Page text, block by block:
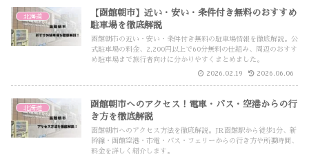
北海道
【函館朝市】近い・安い・条件付き無料のおすすめ
駐車場を徹底解説
函館朝市の近い・安い・条件付き無料の駐車場情報を徹底解説。公
式駐車場の料金、2,200円以上で60分無料の仕組み、周辺のおすす
め駐車場まで旅行者向けに分かりやすくまとめました。
2026.02.19 2026.06.06
北海道
函館朝市へのアクセス！電車・バス・空港からの行
き方を徹底解説
函館朝市へのアクセス方法を徹底解説。JR函館駅から徒歩1分、新
幹線・函館空港・市電・バス・フェリーからの行き方や所要時間、
料金を詳しく紹介します。